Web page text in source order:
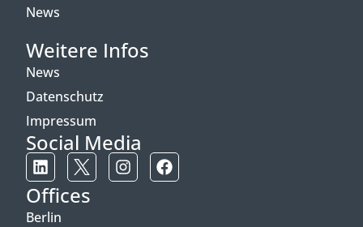
News
Weitere Infos
News
Datenschutz
Impressum
Social Media
Offices
Berlin